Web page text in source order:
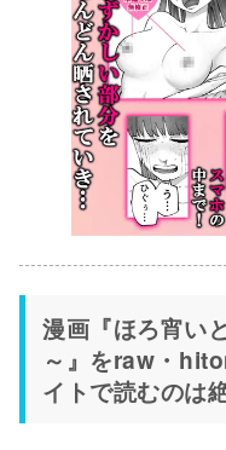
漫画『ほろ宵い
～』をraw・
イトで読むのは